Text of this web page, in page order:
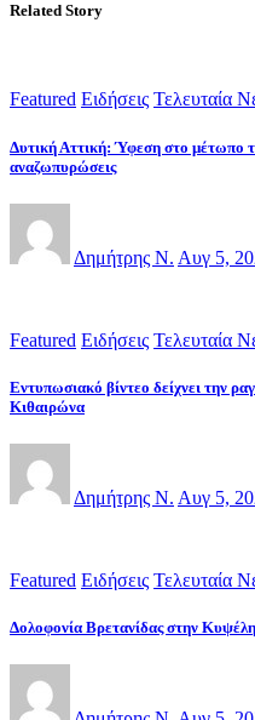
Related Story
Featured Ειδήσεις Τελευταία
Δυτική Αττική: Ύφεση στο μέτωπο
αναζωπυρώσεις
Δημήτρης Ν. Αυγ 5,
Featured Ειδήσεις Τελευταία
Εντυπωσιακό βίντεο δείχνει την
Κιθαιρώνα
Δημήτρης Ν. Αυγ 5,
Featured Ειδήσεις Τελευταία
Δολοφονία Βρετανίδας στην